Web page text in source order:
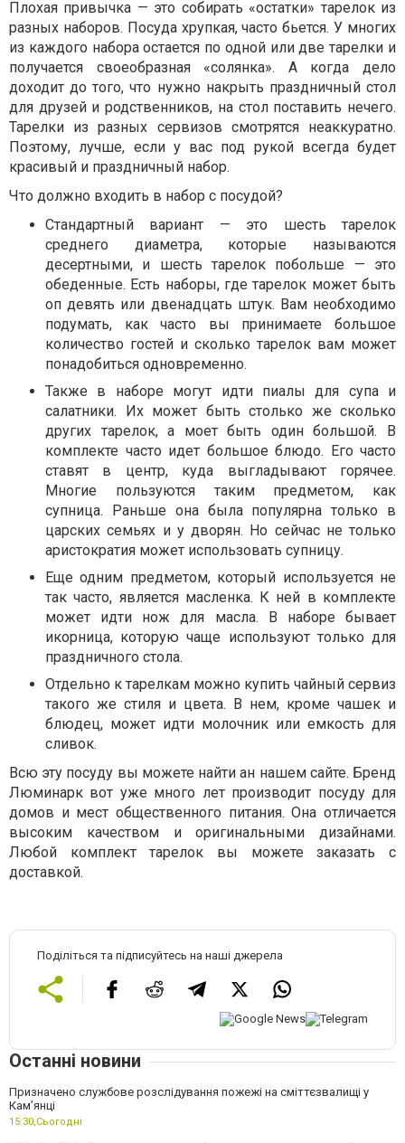
Плохая привычка — это собирать «остатки» тарелок из
разных наборов. Посуда хрупкая, часто бьется. У многих
из каждого набора остается по одной или две тарелки и
получается своеобразная «солянка». А когда дело
доходит до того, что нужно накрыть праздничный стол
для друзей и родственников, на стол поставить нечего.
Тарелки из разных сервизов смотрятся неаккуратно.
Поэтому, лучше, если у вас под рукой всегда будет
красивый и праздничный набор.
Что должно входить в набор с посудой?
Стандартный вариант — это шесть тарелок
среднего диаметра, которые называются
десертными, и шесть тарелок побольше — это
обеденные. Есть наборы, где тарелок может быть
оп девять или двенадцать штук. Вам необходимо
подумать, как часто вы принимаете большое
количество гостей и сколько тарелок вам может
понадобиться одновременно.
Также в наборе могут идти пиалы для супа и
салатники. Их может быть столько же сколько
других тарелок, а моет быть один большой. В
комплекте часто идет большое блюдо. Его часто
ставят в центр, куда выгладывают горячее.
Многие пользуются таким предметом, как
супница. Раньше она была популярна только в
царских семьях и у дворян. Но сейчас не только
аристократия может использовать супницу.
Еще одним предметом, который используется не
так часто, является масленка. К ней в комплекте
может идти нож для масла. В наборе бывает
икорница, которую чаще используют только для
праздничного стола.
Отдельно к тарелкам можно купить чайный сервиз
такого же стиля и цвета. В нем, кроме чашек и
блюдец, может идти молочник или емкость для
сливок.
Всю эту посуду вы можете найти ан нашем сайте. Бренд
Люминарк вот уже много лет производит посуду для
домов и мест общественного питания. Она отличается
высоким качеством и оригинальными дизайнами.
Любой комплект тарелок вы можете заказать с
доставкой.
Поділіться та підписуйтесь на наші джерела
Останні новини
Призначено службове розслідування пожежі на сміттєзвалищі у
Кам’янці
15:30,Сьогодні